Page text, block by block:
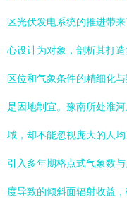
区光伏发电系统的推进带
心设计为对象，剖析其打
区位和气象条件的精细化
是因地制宜。豫南所处淮
域，却不能忽视庞大的人
引入多年期格点式气象数
度导致的倾斜面辐射收益